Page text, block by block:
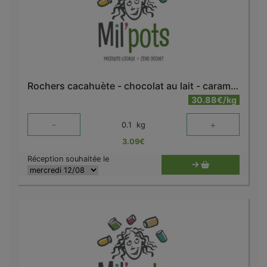
Rochers cacahuète - chocolat au lait - caramel bio
30.88€/kg
- 0.1 kg +
3.09€
Réception souhaitée le